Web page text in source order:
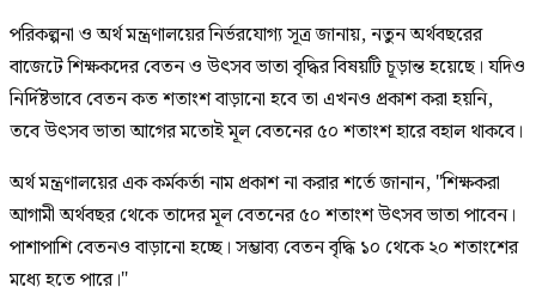
পরিকল্পনা ও অর্থ মন্ত্রণালয়ের নির্ভরযোগ্য সূত্র জানায়, নতুন অর্থবছরের
বাজেটে শিক্ষকদের বেতন ও উৎসব ভাতা বৃদ্ধির বিষয়টি চূড়ান্ত হয়েছে। যদিও
নির্দিষ্টভাবে বেতন কত শতাংশ বাড়ানো হবে তা এখনও প্রকাশ করা হয়নি,
তবে উৎসব ভাতা আগের মতোই মূল বেতনের ৫০ শতাংশ হারে বহাল থাকবে।
অর্থ মন্ত্রণালয়ের এক কর্মকর্তা নাম প্রকাশ না করার শর্তে জানান, "শিক্ষকরা
আগামী অর্থবছর থেকে তাদের মূল বেতনের ৫০ শতাংশ উৎসব ভাতা পাবেন।
পাশাপাশি বেতনও বাড়ানো হচ্ছে। সম্ভাব্য বেতন বৃদ্ধি ১০ থেকে ২০ শতাংশের
মধ্যে হতে পারে।"